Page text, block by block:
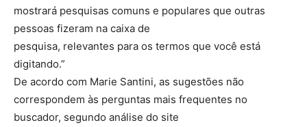
mostrará pesquisas comuns e populares que outras
pessoas fizeram na caixa de
pesquisa, relevantes para os termos que você está
digitando.”
De acordo com Marie Santini, as sugestões não
correspondem às perguntas mais frequentes no
buscador, segundo análise do site